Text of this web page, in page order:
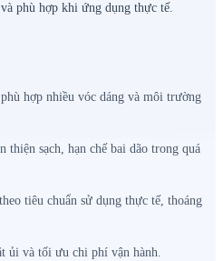
phù hợp khi ứng dụng thực tế.
hợp nhiều vóc dáng và môi trường
thiện sạch, hạn chế bai dão trong quá
tiêu chuẩn sử dụng thực tế, thoáng
ủi và tối ưu chi phí vận hành.